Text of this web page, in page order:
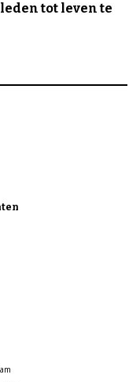
tot leven te